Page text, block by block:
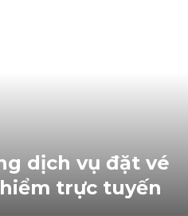
dịch vụ đặt vé
trực tuyến